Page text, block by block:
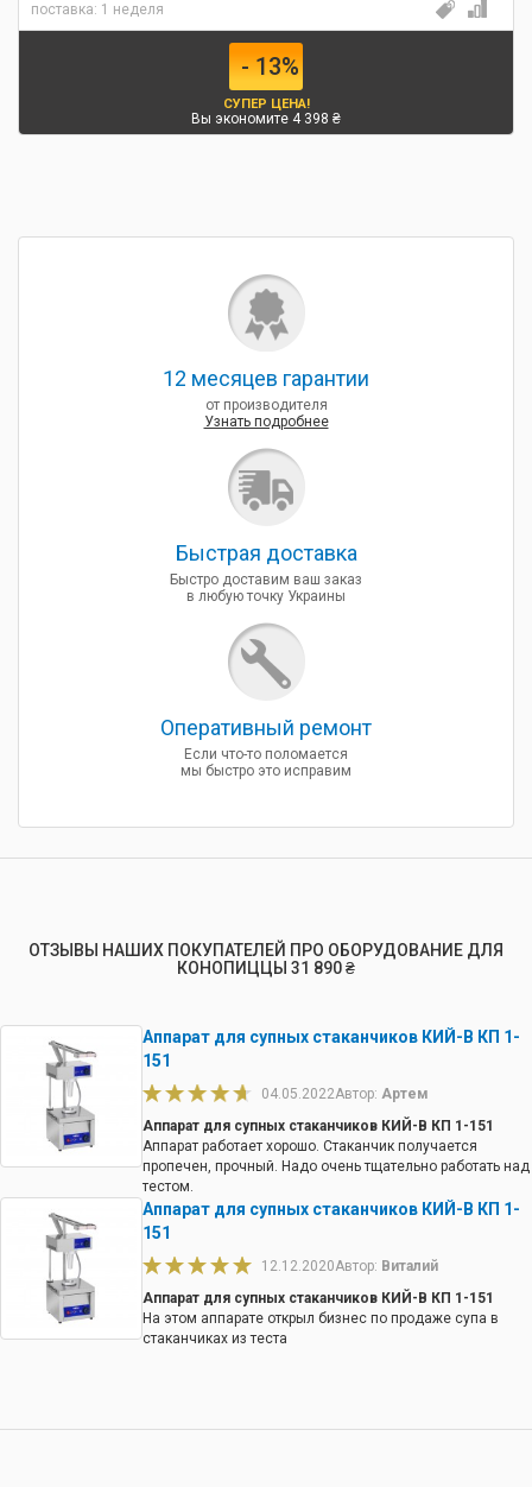
поставка: 1 неделя
- 13%
СУПЕР ЦЕНА!
Вы экономите 4 398 ₴
12 месяцев гарантии
от производителя
Узнать подробнее
Быcтрая доставка
Быстро доставим ваш заказ
в любую точку Украины
Оперативный ремонт
Если что-то поломается
мы быстро это исправим
ОТЗЫВЫ НАШИХ ПОКУПАТЕЛЕЙ ПРО ОБОРУДОВАНИЕ ДЛЯ
КОНОПИЦЦЫ 31 890 ₴
Аппарат для супных стаканчиков КИЙ-В КП 1-
151
04.05.2022Автор: Артем
Аппарат для супных стаканчиков КИЙ-В КП 1-151
Аппарат работает хорошо. Стаканчик получается
пропечен, прочный. Надо очень тщательно работать над
тестом.
Аппарат для супных стаканчиков КИЙ-В КП 1-
151
12.12.2020Автор: Виталий
Аппарат для супных стаканчиков КИЙ-В КП 1-151
На этом аппарате открыл бизнес по продаже супа в
стаканчиках из теста